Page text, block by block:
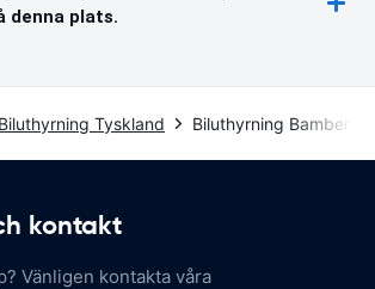
denna plats.
Biluthyrning Tyskland Biluthyrning Bamberg
kontakt
Vänligen kontakta våra